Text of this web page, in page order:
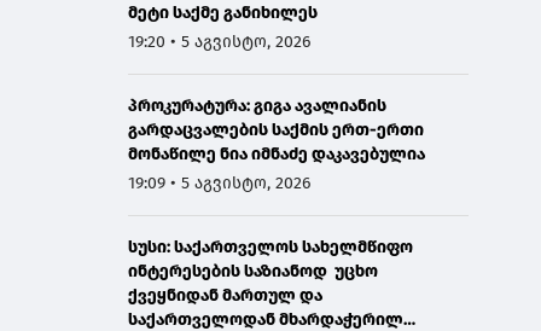
მეტი საქმე განიხილეს
19:20 • 5 აგვისტო, 2026
პროკურატურა: გიგა ავალიანის
გარდაცვალების საქმის ერთ-ერთი
მონაწილე ნია იმნაძე დაკავებულია
19:09 • 5 აგვისტო, 2026
სუსი: საქართველოს სახელმწიფო
ინტერესების საზიანოდ უცხო
ქვეყნიდან მართულ და
საქართველოდან მხარდაჭერილ